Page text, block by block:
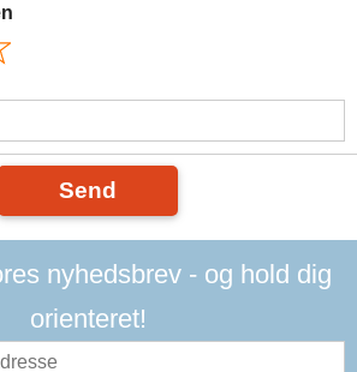
Send
nyhedsbrev - og hold dig
orienteret!